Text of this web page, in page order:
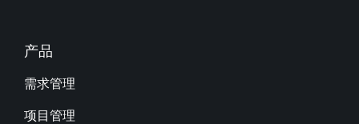
产品
需求管理
项目管理